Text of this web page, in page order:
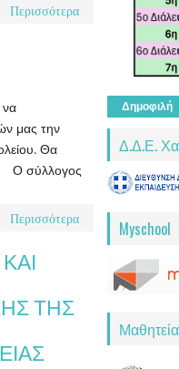
Περισσότερα
μας την
Θα
Ο σύλλογος
Περισσότερα
ΤΗΣ
Δημοφιλή
Δ.Δ.Ε.
Myschool